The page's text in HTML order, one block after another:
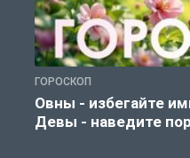
ГОРОСКОП
Овны - избегайте
Девы - наведите